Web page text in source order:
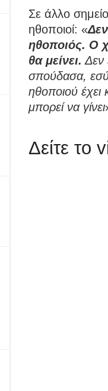
Σε άλλο
ηθοποιοί: «
ηθοποιός. Ο
θα μείνει. Δεν
σπούδασα,
ηθοποιού έχει
μπορεί να γίνει
Δείτε το